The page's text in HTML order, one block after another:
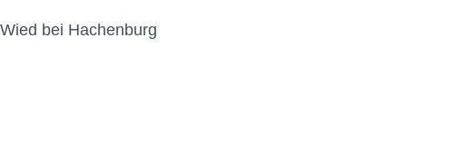
Wied bei Hachenburg